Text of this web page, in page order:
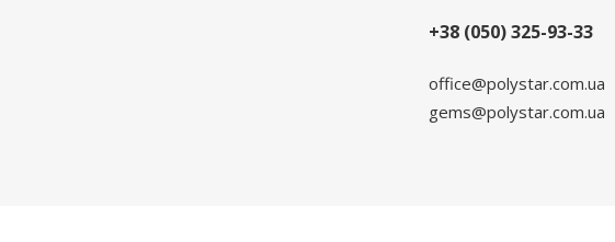
+38 (050) 325-93-33
office@polystar.com.ua
gems@polystar.com.ua